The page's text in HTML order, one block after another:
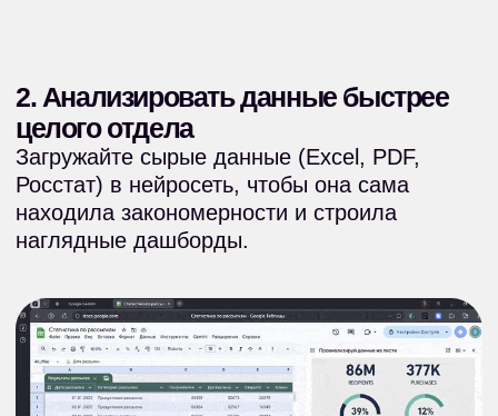
4. Заменять подрядчиков по дизайну
и маркетингу
Генерация мерча с вашим логотипом за 30
секунд, создание 3D-объектов, бизнес-
фотосессии из селфи и сборка продающих